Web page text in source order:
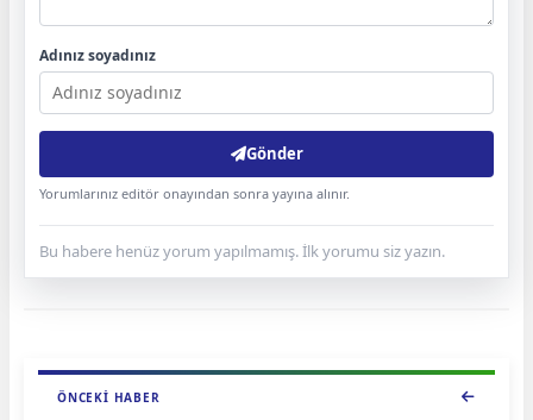
Adınız soyadınız
Gönder
Yorumlarınız editör onayından sonra yayına alınır.
Bu habere henüz yorum yapılmamış. İlk yorumu siz yazın.
ÖNCEKI HABER